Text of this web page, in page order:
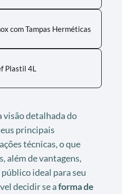
com Tampas Herméticas
Plastil 4L
visão detalhada do
principais
técnicas, o que
além de vantagens,
ideal para seu
decidir se aforma de